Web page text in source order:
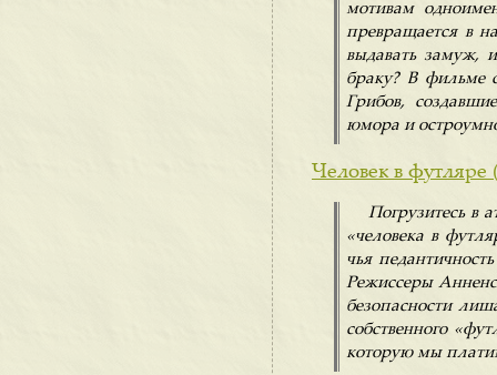
мотивам
превращается в
выдавать замуж,
браку? В фильме
Грибов,
юмора и
Человек в футляре
Погрузитесь в
«человека в
чья
Режиссеры
безопасности
собственного
которую мы